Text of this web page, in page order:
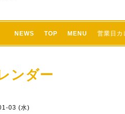
NEWS TOP MENU 営業日カ
ンダー
03 (水)